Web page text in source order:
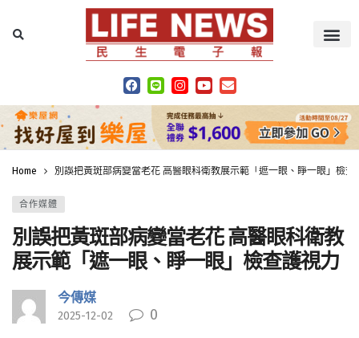
Home 別誤把黃斑部病變當老花 高醫眼科衛教展示範「遮一眼、睜一眼」檢查
合作媒體
別誤把黃斑部病變當老花 高醫眼科衛教
展示範「遮一眼、睜一眼」檢查護視力
今傳媒
2025-12-02 0